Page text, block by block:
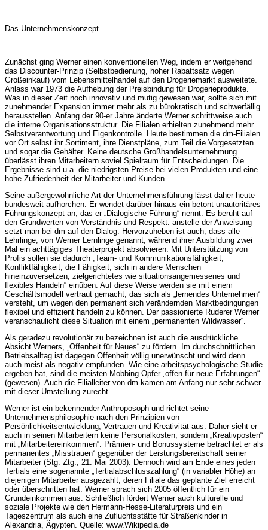
Das Unternehmenskonzept
Zunächst ging Werner einen konventionellen Weg, indem er weitgehend
das Discounter-Prinzip (Selbstbedienung, hoher Rabattsatz wegen
Großeinkauf) vom Lebensmittelhandel auf den Drogeriemarkt ausweitete.
Anlass war 1973 die Aufhebung der Preisbindung für Drogerieprodukte.
Was in dieser Zeit noch innovativ und mutig gewesen war, sollte sich mit
zunehmender Expansion immer mehr als zu bürokratisch und schwerfällig
herausstellen. Anfang der 90-er Jahre änderte Werner schrittweise auch
die interne Organisationsstruktur. Die Filialen erhielten zunehmend mehr
Selbstverantwortung und Eigenkontrolle. Heute bestimmen die dm-Filialen
vor Ort selbst ihr Sortiment, ihre Dienstpläne, zum Teil die Vorgesetzten
und sogar die Gehälter. Keine deutsche Großhandelsunternehmung
überlässt ihren Mitarbeitern soviel Spielraum für Entscheidungen. Die
Ergebnisse sind u.a. die niedrigsten Preise bei vielen Produkten und eine
hohe Zufriedenheit der Mitarbeiter und Kunden
Seine außergewöhnliche Art der Unternehmensführung lässt daher heute
bundesweit aufhorchen. Er wendet darüber hinaus ein betont unautoritäres
Führungskonzept an, das er „Dialogische Führung“ nennt. Es beruht auf
den Grundwerten von Verständnis und Respekt: anstelle der Anweisung
setzt man bei dm auf den Dialog. Hervorzuheben ist auch, dass alle
Lehrlinge, von Werner Lernlinge genannt, während ihrer Ausbildung zwei
Mal ein achttägiges Theaterprojekt absolvieren. Mit Unterstützung von
Profis sollen sie dadurch „Team- und Kommunikationsfähigkeit,
Konfliktfähigkeit, die Fähigkeit, sich in andere Menschen
hineinzuversetzen, zielgerichtetes wie situationsangemessenes und
flexibles Handeln“ einüben. Auf diese Weise werden sie mit einem
Geschäftsmodell vertraut gemacht, das sich als „lernendes Unternehmen“
versteht, um wegen den permanent sich verändernden Marktbedingungen
flexibel und effizient handeln zu können. Der passionierte Ruderer Werner
veranschaulicht diese Situation mit einem „permanenten Wildwasser“.
Als geradezu revolutionär zu bezeichnen ist auch die ausdrückliche
Absicht Werners, „Offenheit für Neues“ zu fördern. Im durchschnittlichen
Betriebsalltag ist dagegen Offenheit völlig unerwünscht und wird denn
auch meist als negativ empfunden. Wie eine arbeitspsychologische Studie
ergeben hat, sind die meisten Mobbing Opfer „offen für neue Erfahrungen“
(gewesen). Auch die Filialleiter von dm kamen am Anfang nur sehr schwer
mit dieser Umstellung zurecht.
Werner ist ein bekennender Anthroposoph und richtet seine
Unternehmensphilosophie nach den Prinzipien von
Persönlichkeitsentwicklung, Vertrauen und Kreativität aus. Daher sieht er
auch in seinen Mitarbeitern keine Personalkosten, sondern „Kreativposten“
mit „Mitarbeitereinkommen“. Prämien- und Bonussysteme betrachtet er als
permanentes „Misstrauen“ gegenüber der Leistungsbereitschaft seiner
Mitarbeiter (Stg. Ztg., 21. Mai 2003). Dennoch wird am Ende eines jeden
Tertials eine sogenannte „Tertialabschlusszahlung“ (in variabler Höhe) an
diejenigen Mitarbeiter ausgezahlt, deren Filiale das geplante Ziel erreicht
oder überschritten hat. Werner sprach sich 2005 öffentlich für ein
Grundeinkommen aus. Schließlich fördert Werner auch kulturelle und
soziale Projekte wie den Hermann-Hesse-Literaturpreis und ein
Tageszentrum als auch eine Zufluchtsstätte für Straßenkinder in
Alexandria, Ägypten. Quelle: www.Wikipedia.de